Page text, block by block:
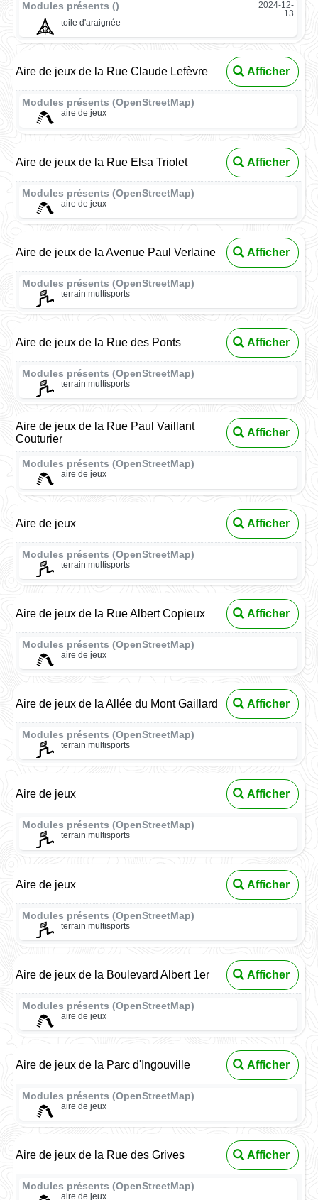
Modules présents ()
2024-12-
13
toile d'araignée
Aire de jeux de la Rue Claude Lefèvre Afficher
Modules présents (OpenStreetMap)
aire de jeux
Aire de jeux de la Rue Elsa Triolet Afficher
Modules présents (OpenStreetMap)
aire de jeux
Aire de jeux de la Avenue Paul Verlaine Afficher
Modules présents (OpenStreetMap)
terrain multisports
Aire de jeux de la Rue des Ponts Afficher
Modules présents (OpenStreetMap)
terrain multisports
Aire de jeux de la Rue Paul Vaillant
Couturier
Afficher
Modules présents (OpenStreetMap)
aire de jeux
Aire de jeux Afficher
Modules présents (OpenStreetMap)
terrain multisports
Aire de jeux de la Rue Albert Copieux Afficher
Modules présents (OpenStreetMap)
aire de jeux
Aire de jeux de la Allée du Mont Gaillard Afficher
Modules présents (OpenStreetMap)
terrain multisports
Aire de jeux Afficher
Modules présents (OpenStreetMap)
terrain multisports
Aire de jeux Afficher
Modules présents (OpenStreetMap)
terrain multisports
Aire de jeux de la Boulevard Albert 1er Afficher
Modules présents (OpenStreetMap)
aire de jeux
Aire de jeux de la Parc d'Ingouville Afficher
Modules présents (OpenStreetMap)
aire de jeux
Aire de jeux de la Rue des Grives Afficher
Modules présents (OpenStreetMap)
aire de jeux